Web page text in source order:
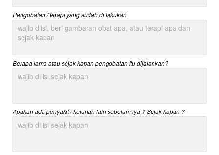
Pengobatan / terapi yang sudah di lakukan
Berapa lama atau sejak kapan pengobatan itu dijalankan?
Apakah ada penyakit / keluhan lain sebelumnya ? Sejak kapan ?